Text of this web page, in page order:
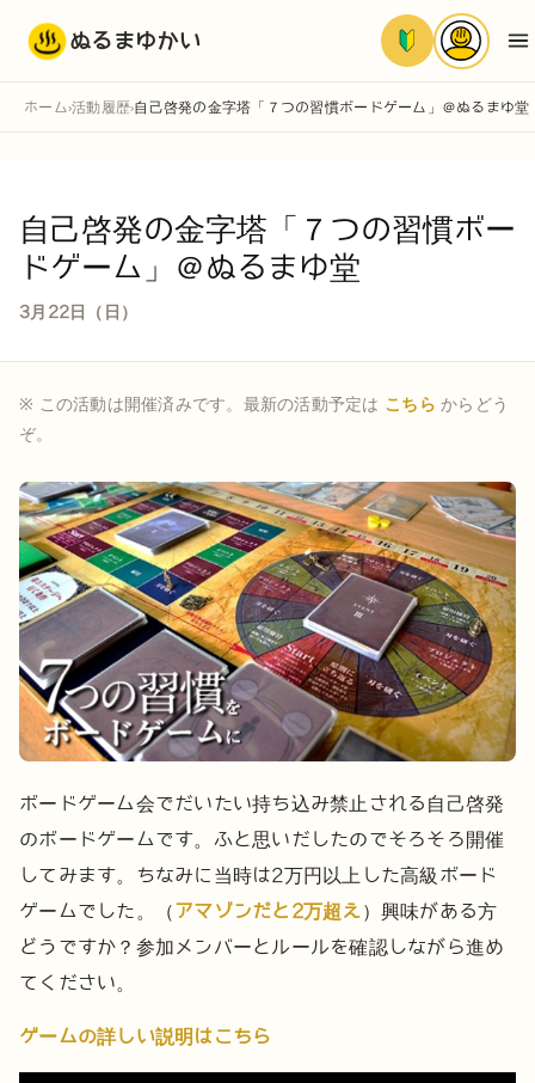
ぬるまゆかい
ホーム ›活動履歴›自己啓発の金字塔「７つの習慣ボードゲーム」＠ぬるまゆ堂
自己啓発の金字塔「７つの習慣ボー
ドゲーム」＠ぬるまゆ堂
3月22日（日）
※ この活動は開催済みです。最新の活動予定は こちら からどう
ぞ。
ボードゲーム会でだいたい持ち込み禁止される自己啓発
のボードゲームです。ふと思いだしたのでそろそろ開催
してみます。ちなみに当時は2万円以上した高級ボード
ゲームでした。（アマゾンだと2万超え ）興味がある方
どうですか？参加メンバーとルールを確認しながら進め
てください。
ゲームの詳しい説明はこちら